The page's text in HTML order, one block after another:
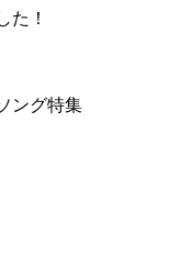
た！
ング特集